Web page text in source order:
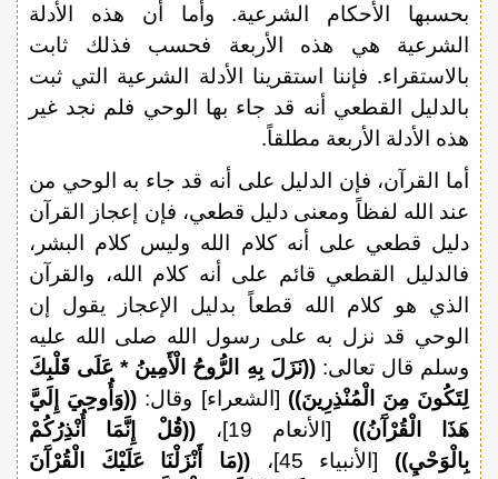
بحسبها الأحكام الشرعية. وأما أن هذه الأدلة
الشرعية هي هذه الأربعة فحسب فذلك ثابت
بالاستقراء. فإننا استقرينا الأدلة الشرعية التي ثبت
بالدليل القطعي أنه قد جاء بها الوحي فلم نجد غير
هذه الأدلة الأربعة مطلقاً.
أما القرآن، فإن الدليل على أنه قد جاء به الوحي من
عند الله لفظاً ومعنى دليل قطعي، فإن إعجاز القرآن
دليل قطعي على أنه كلام الله وليس كلام البشر،
فالدليل القطعي قائم على أنه كلام الله، والقرآن
الذي هو كلام الله قطعاً بدليل الإعجاز يقول إن
الوحي قد نزل به على رسول الله صلى الله عليه
وسلم قال تعالى:((نَزَلَ بِهِ الرُّوحُ الْأَمِينُ * عَلَى قَلْبِكَ
لِتَكُونَ مِنَ الْمُنْذِرِينَ)) [الشعراء] وقال: ((وَأُوحِيَ إِلَيَّ
هَذَا الْقُرْآَنُ)) [الأنعام 19]،
((قُلْ إِنَّمَا أُنْذِرُكُمْ
بِالْوَحْيِ)) [الأنبياء 45]،
((مَا أَنْزَلْنَا عَلَيْكَ الْقُرْآَنَ